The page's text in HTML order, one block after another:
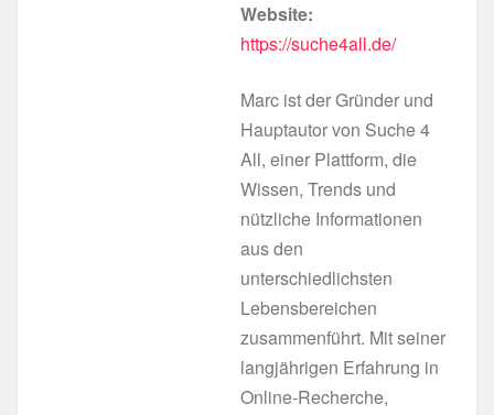
Website:
https://suche4all.de/
Marc ist der Gründer und
Hauptautor von Suche 4
All, einer Plattform, die
Wissen, Trends und
nützliche Informationen
aus den
unterschiedlichsten
Lebensbereichen
zusammenführt. Mit seiner
langjährigen Erfahrung in
Online-Recherche,